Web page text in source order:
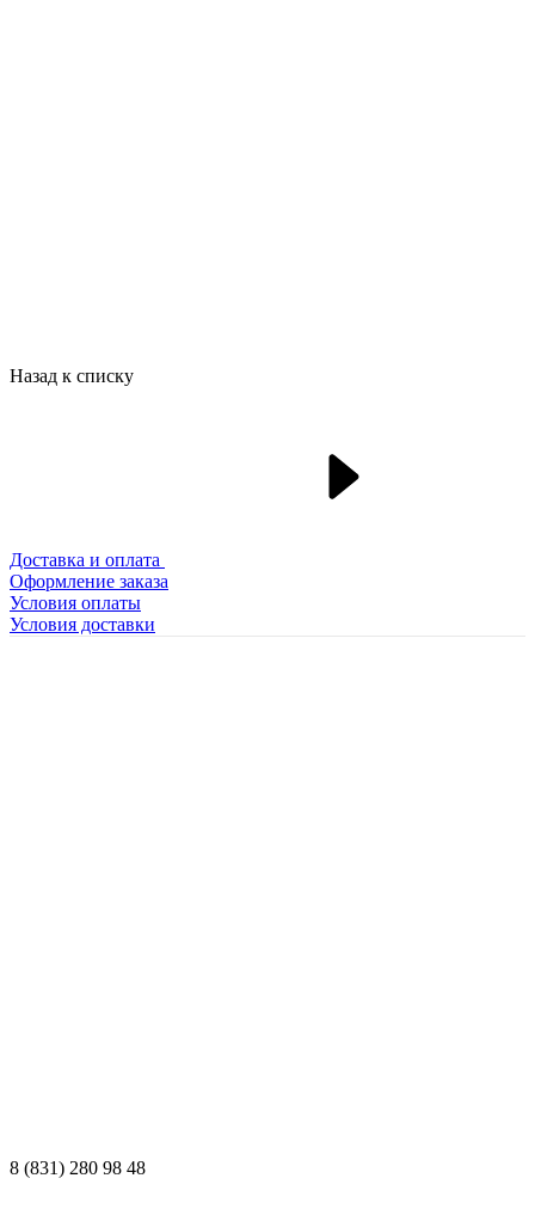
Назад к списку
Доставка и оплата
Оформление заказа
Условия оплаты
Условия доставки
8 (831) 280 98 48